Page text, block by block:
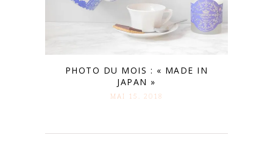
PHOTO DU MOIS : « MADE IN
JAPAN »
MAI 15. 2018